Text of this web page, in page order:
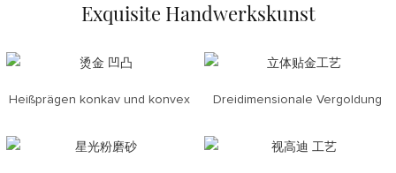
Exquisite Handwerkskunst
Heißprägen konkav und konvex Dreidimensionale Vergoldung